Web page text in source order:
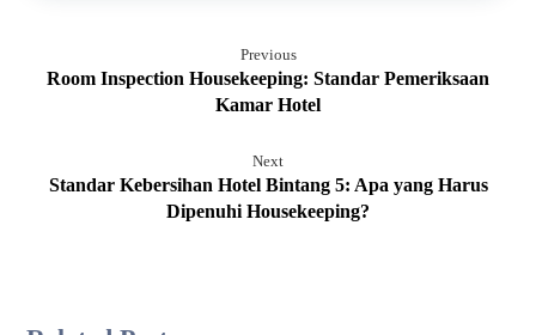
Previous
Room Inspection Housekeeping: Standar Pemeriksaan
Kamar Hotel
Next
Standar Kebersihan Hotel Bintang 5: Apa yang Harus
Dipenuhi Housekeeping?